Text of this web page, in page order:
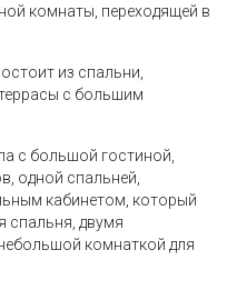
комнаты, переходящей в
из спальни,
с большим
с большой гостиной,
одной спальней,
кабинетом, который
спальня, двумя
комнаткой для